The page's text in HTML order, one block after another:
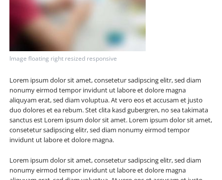
Image floating right resized responsive
Lorem ipsum dolor sit amet, consetetur sadipscing elitr, sed diam
nonumy eirmod tempor invidunt ut labore et dolore magna
aliquyam erat, sed diam voluptua. At vero eos et accusam et justo
duo dolores et ea rebum. Stet clita kasd gubergren, no sea takimata
sanctus est Lorem ipsum dolor sit amet. Lorem ipsum dolor sit amet,
consetetur sadipscing elitr, sed diam nonumy eirmod tempor
invidunt ut labore et dolore magna.
Lorem ipsum dolor sit amet, consetetur sadipscing elitr, sed diam
nonumy eirmod tempor invidunt ut labore et dolore magna